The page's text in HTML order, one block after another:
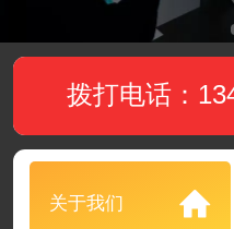
拨打电话：
关于我们